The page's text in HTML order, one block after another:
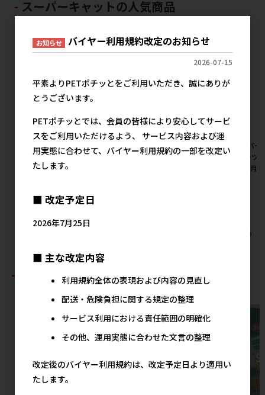
スーパーキャットの人気商品
[スーパーキャット]業務用ペッ
トシーツ レギュラー 100枚入
【8月特価】
1,280円
[スーパーキャット]NEW消臭
おからサンドαクエン酸配合
[スーパ
トシーツ
入 【8月
すべてのスーパーキャットの人気商品を見る
おすすめ商品
お知らせ バイヤー利用規約改定のお知らせ
2026-07-15
平素よりPETポチッとをご利用いただき、誠にありが
とうございます。
PETポチッとでは、会員の皆様により安心してサービ
スをご利用いただけるよう、 サービス内容および運
用実態に合わせて、バイヤー利用規約の一部を改定い
たします。
■ 改定予定日
2026年7月25日
■ 主な改定内容
利用規約全体の表現および内容の見直し
配送・危険負担に関する規定の整理
サービス利用における責任範囲の明確化
その他、運用実態に合わせた文言の整理
改定後のバイヤー利用規約は、改定予定日より適用い
たします。